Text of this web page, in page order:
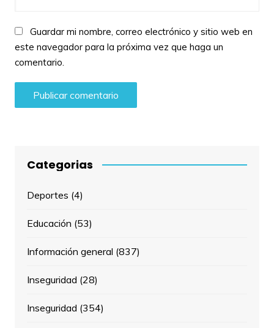
Guardar mi nombre, correo electrónico y sitio web en
este navegador para la próxima vez que haga un
comentario.
Categorias
Deportes (4)
Educación (53)
Información general (837)
Inseguridad (28)
Inseguridad (354)